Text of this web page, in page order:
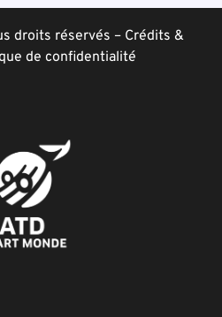
droits réservés – Crédits &
de confidentialité